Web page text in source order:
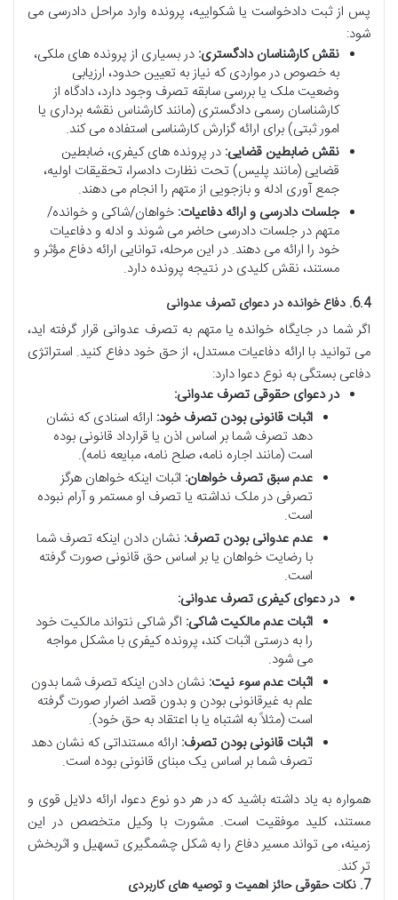
پس از ثبت دادخواست یا شکواییه، پرونده وارد مراحل دادرسی می
شود:
نقش کارشناسان دادگستری: در بسیاری از پرونده های ملکی،
به خصوص در مواردی که نیاز به تعیین حدود، ارزیابی
وضعیت ملک یا بررسی سابقه تصرف وجود دارد، دادگاه از
کارشناسان رسمی دادگستری (مانند کارشناس نقشه برداری یا
امور ثبتی) برای ارائه گزارش کارشناسی استفاده می کند.
نقش ضابطین قضایی: در پرونده های کیفری، ضابطین
قضایی (مانند پلیس) تحت نظارت دادسرا، تحقیقات اولیه،
جمع آوری ادله و بازجویی از متهم را انجام می دهند.
جلسات دادرسی و ارائه دفاعیات: خواهان/شاکی و خوانده/
متهم در جلسات دادرسی حاضر می شوند و ادله و دفاعیات
خود را ارائه می دهند. در این مرحله، توانایی ارائه دفاع مؤثر و
مستند، نقش کلیدی در نتیجه پرونده دارد.
6.4. دفاع خوانده در دعوای تصرف عدوانی
اگر شما در جایگاه خوانده یا متهم به تصرف عدوانی قرار گرفته اید،
می توانید با ارائه دفاعیات مستدل، از حق خود دفاع کنید. استراتژی
دفاعی بستگی به نوع دعوا دارد:
در دعوای حقوقی تصرف عدوانی:
اثبات قانونی بودن تصرف خود: ارائه اسنادی که نشان
دهد تصرف شما بر اساس اذن یا قرارداد قانونی بوده
است (مانند اجاره نامه، صلح نامه، مبایعه نامه).
عدم سبق تصرف خواهان: اثبات اینکه خواهان هرگز
تصرفی در ملک نداشته یا تصرف او مستمر و آرام نبوده
است.
عدم عدوانی بودن تصرف: نشان دادن اینکه تصرف شما
با رضایت خواهان یا بر اساس حق قانونی صورت گرفته
است.
در دعوای کیفری تصرف عدوانی:
اثبات عدم مالکیت شاکی: اگر شاکی نتواند مالکیت خود
را به درستی اثبات کند، پرونده کیفری با مشکل مواجه
می شود.
اثبات عدم سوء نیت: نشان دادن اینکه تصرف شما بدون
علم به غیرقانونی بودن و بدون قصد اضرار صورت گرفته
است (مثلاً به اشتباه یا با اعتقاد به حق خود).
اثبات قانونی بودن تصرف: ارائه مستنداتی که نشان دهد
تصرف شما بر اساس یک مبنای قانونی بوده است.
همواره به یاد داشته باشید که در هر دو نوع دعوا، ارائه دلایل قوی و
مستند، کلید موفقیت است. مشورت با وکیل متخصص در این
زمینه، می تواند مسیر دفاع را به شکل چشمگیری تسهیل و اثربخش
تر کند.
7. نکات حقوقی حائز اهمیت و توصیه های کاربردی